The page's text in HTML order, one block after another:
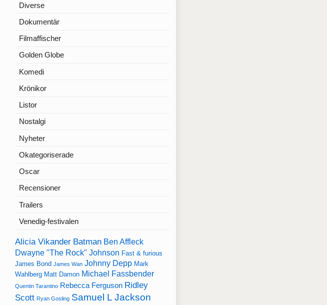
Diverse
Dokumentär
Filmaffischer
Golden Globe
Komedi
Krönikor
Listor
Nostalgi
Nyheter
Okategoriserade
Oscar
Recensioner
Trailers
Venedig-festivalen
Alicia Vikander Batman Ben Affleck
Dwayne "The Rock" Johnson Fast & furious
James Bond James Wan Johnny Depp Mark
Wahlberg Matt Damon Michael Fassbender
Quentin Tarantino Rebecca Ferguson Ridley
Scott Ryan Gosling Samuel L Jackson